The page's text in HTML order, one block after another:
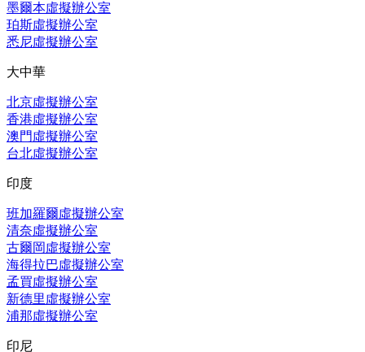
墨爾本虛擬辦公室
珀斯虛擬辦公室
悉尼虛擬辦公室
大中華
北京虛擬辦公室
香港虛擬辦公室
澳門虛擬辦公室
台北虛擬辦公室
印度
班加羅爾虛擬辦公室
清奈虛擬辦公室
古爾岡虛擬辦公室
海得拉巴虛擬辦公室
孟買虛擬辦公室
新德里虛擬辦公室
浦那虛擬辦公室
印尼